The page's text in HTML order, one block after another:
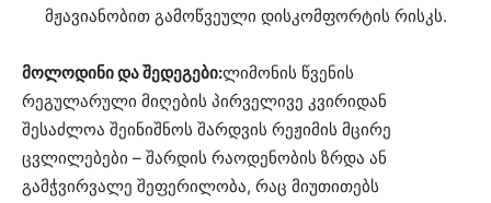
მჟავიანობით გამოწვეული დისკომფორტის რისკს.
მოლოდინი და შედეგები:ლიმონის წვენის
რეგულარული მიღების პირველივე კვირიდან
შესაძლოა შეინიშნოს შარდვის რეჟიმის მცირე
ცვლილებები – შარდის რაოდენობის ზრდა ან
გამჭვირვალე შეფერილობა, რაც მიუთითებს